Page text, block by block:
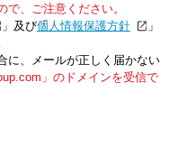
、ご注意ください。
」及び「個人情報保護方針
」
に、メールが正しく届かない
」のドメインを受信で